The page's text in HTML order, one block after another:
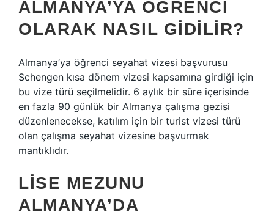
ALMANYA’YA ÖĞRENCI
OLARAK NASIL GIDILIR?
Almanya’ya öğrenci seyahat vizesi başvurusu
Schengen kısa dönem vizesi kapsamına girdiği için
bu vize türü seçilmelidir. 6 aylık bir süre içerisinde
en fazla 90 günlük bir Almanya çalışma gezisi
düzenlenecekse, katılım için bir turist vizesi türü
olan çalışma seyahat vizesine başvurmak
mantıklıdır.
LISE MEZUNU
ALMANYA’DA